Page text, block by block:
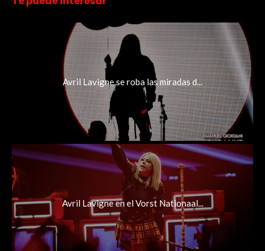
Avril Lavigne se roba las miradas d...
Avril Lavigne en el Vorst Nationaal...